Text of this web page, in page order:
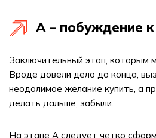
A – побуждение
Заключительный этап, которым
Вроде довели дело до конца,
неодолимое желание купить, а
делать дальше, забыли.
На этапе A следует четко